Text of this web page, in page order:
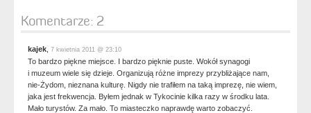
Komentarze: 2
kajek 7 kwietnia 2011 @ 23:10
To bardzo piękne miejsce. I bardzo pięknie puste. Wokół synagogi
i muzeum wiele się dzieje. Organizują różne imprezy przybliżające nam,
nie-Żydom, nieznana kulturę. Nigdy nie trafiłem na taką imprezę, nie wiem,
jaka jest frekwencja. Byłem jednak w Tykocinie kilka razy w środku lata.
Mało turystów. Za mało. To miasteczko naprawdę warto zobaczyć.